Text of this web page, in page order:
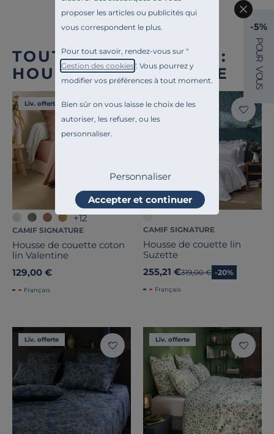
proposer les articles ou publicités qui
vous correspondent le plus.
Pour tout savoir, rendez-vous sur "
Gestion des cookies". Vous pourrez y
modifier vos préférences à tout moment.
Bien sûr on vous laisse le choix de les
autoriser, les refuser, ou les
personnaliser.
Personnaliser
Accepter et continuer
TOUTE NOTRE OFFRE :
HOUSSES DE COUETTE
Liv. offerte
+12
CAMIF SIGNATURE
Housse de couette coton
lin Valentine
129,00 €
Français
Liv. offerte
CAMIF SIGNATURE
Housse de couette lin
Suzette
255,21 €Ancien prix
319,00 € -20%
Français
Liv. offerte Liv. offerte
-5%
P
O
U
R
V
O
U
S